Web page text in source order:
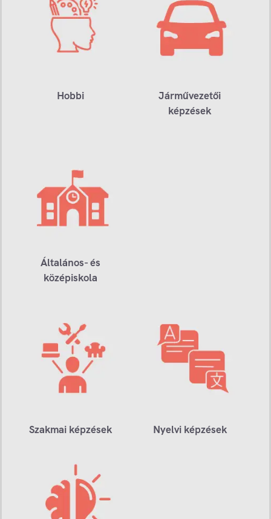
Hobbi
Járművezetői
képzések
Általános- és
középiskola
Szakmai képzések Nyelvi képzések